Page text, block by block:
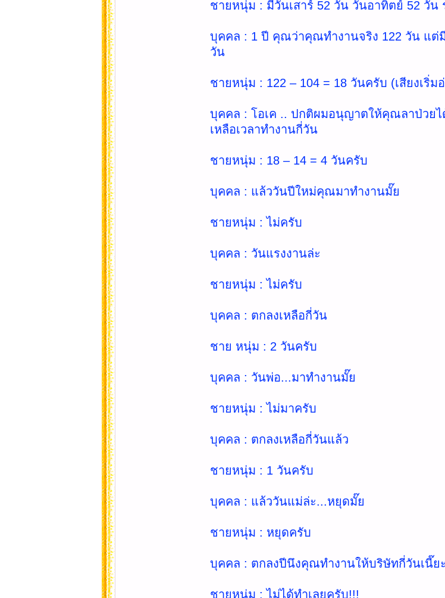
ชายหนุ่ม : มีวันเสาร์ 52 วัน วันอาทิตย์ 52 วัน
บุคคล : 1 ปี คุณว่าคุณทำงานจริง 122 วัน แต่
วัน
ชายหนุ่ม : 122 – 104 = 18 วันครับ (เสียงเริ่ม
บุคคล : โอเค .. ปกติผมอนุญาตให้คุณลาป่วย
เหลือเวลาทำงานกี่วัน
ชายหนุ่ม : 18 – 14 = 4 วันครับ
บุคคล : แล้ววันปีใหม่คุณมาทำงานมั๊ย
ชายหนุ่ม : ไม่ครับ
บุคคล : วันแรงงานล่ะ
ชายหนุ่ม : ไม่ครับ
บุคคล : ตกลงเหลือกี่วัน
ชาย หนุ่ม : 2 วันครับ
บุคคล : วันพ่อ...มาทำงานมั๊ย
ชายหนุ่ม : ไม่มาครับ
บุคคล : ตกลงเหลือกี่วันแล้ว
ชายหนุ่ม : 1 วันครับ
บุคคล : แล้ววันแม่ล่ะ...หยุดมั๊ย
ชายหนุ่ม : หยุดครับ
บุคคล : ตกลงปีนึงคุณทำงานให้บริษัทกี่วันเนี๊ย
ชายหนุ่ม : ไม่ได้ทำเลยครับ!!!